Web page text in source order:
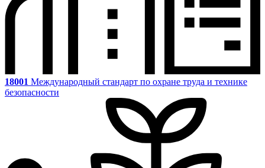
18001 Международный стандарт по охране труда и технике
безопасности